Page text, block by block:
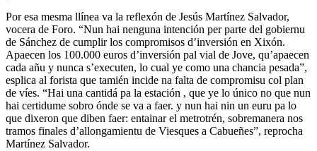
Por esa mesma llínea va la reflexón de Jesús Martínez Salvador,
vocera de Foro. “Nun hai nenguna intención per parte del gobiernu
de Sánchez de cumplir los compromisos d’inversión en Xixón.
Apaecen los 100.000 euros d’inversión pal vial de Jove, qu’apaecen
cada añu y nunca s’executen, lo cual ye como una chancia pesada”,
esplica al forista que tamién incide na falta de compromisu col plan
de víes. “Hai una cantidá pa la estación , que ye lo único no que nun
hai certidume sobro ónde se va a faer. y nun hai nin un euru pa lo
que dixeron que diben faer: entainar el metrotrén, sobremanera nos
tramos finales d’allongamientu de Viesques a Cabueñes”, reprocha
Martínez Salvador.